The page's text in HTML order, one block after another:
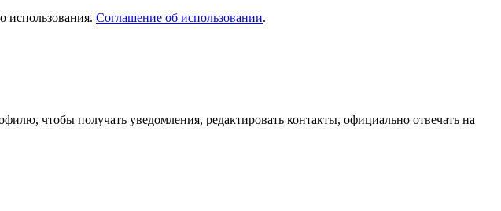
использования. Соглашение об использовании.
чтобы получать уведомления, редактировать контакты, официально отвечать на